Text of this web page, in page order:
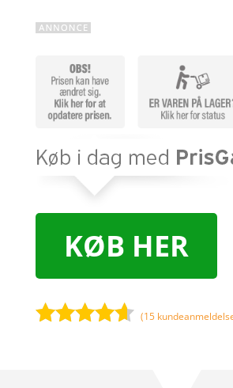
KØB HER
(15